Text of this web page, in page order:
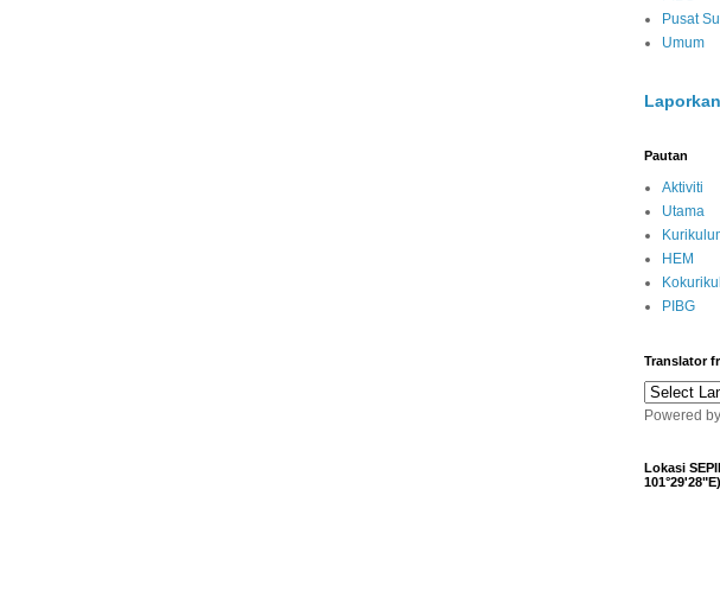
Pusat
Umum
Pautan
Aktiviti
Utama
HEM
PIBG
Translator
Powered
Lokasi
101°29'28"E)